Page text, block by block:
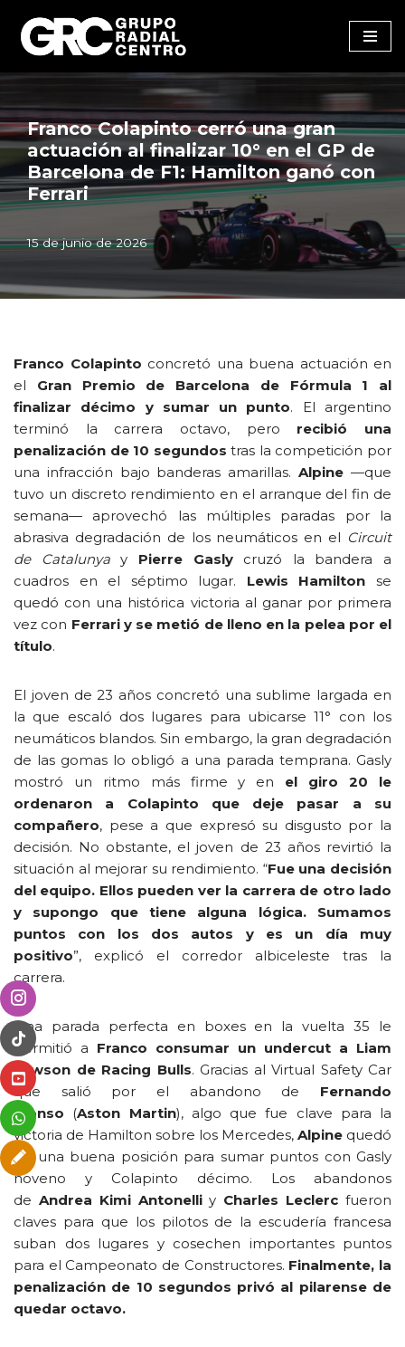
Saltar
al
Franco Colapinto cerró una gran
actuación al finalizar 10° en el GP de
Barcelona de F1: Hamilton ganó con
Ferrari
15 de junio de 2026
Franco Colapinto concretó una buena actuación en
el Gran Premio de Barcelona de Fórmula 1
al
finalizar décimo y sumar un punto. El argentino
terminó la carrera octavo, pero recibió una
penalización de 10 segundos tras la competición por
una infracción bajo banderas amarillas.Alpine—que
tuvo un discreto rendimiento en el arranque del fin de
semana—
aprovechó las múltiples paradas por la
abrasiva degradación de los neumáticos en el Circuit
de Catalunyay Pierre Gaslycruzó la bandera a
cuadros en el séptimo lugar. Lewis Hamilton se
quedó con una histórica victoria al ganar por primera
vez con Ferrari y se metió de lleno en la pelea por el
título.
El joven de 23 años concretó una sublime largada en
la que escaló dos lugares para ubicarse 11° con los
neumáticos blandos. Sin embargo, la gran degradación
de las gomas lo obligó a una parada temprana. Gasly
mostró un ritmo más firme y en el giro 20 le
ordenaron a Colapinto que deje pasar a su
compañero, pese a que expresó su disgusto por la
decisión. No obstante, el joven de 23 años revirtió la
situación al mejorar su rendimiento. “Fue una decisión
del equipo. Ellos pueden ver la carrera de otro lado
y supongo que tiene alguna lógica. Sumamos
puntos con los dos autos y es un día muy
positivo”, explicó el corredor albiceleste tras la
carrera.
Una parada perfecta en boxes en la vuelta 35 le
permitió a Franco consumar un undercut a Liam
Lawson de Racing Bulls. Gracias al Virtual Safety Car
que salió por el abandono de Fernando
Alonso (Aston Martin), algo que fue clave para la
victoria de Hamilton sobre los Mercedes, Alpine quedó
en una buena posición para sumar puntos con Gasly
noveno y Colapinto décimo. Los abandonos
de Andrea Kimi Antonelliy Charles Leclerc fueron
claves para que los pilotos de la escudería francesa
suban dos lugares y cosechen importantes puntos
para el Campeonato de Constructores. Finalmente, la
penalización de 10 segundos privó al pilarense de
quedar octavo.